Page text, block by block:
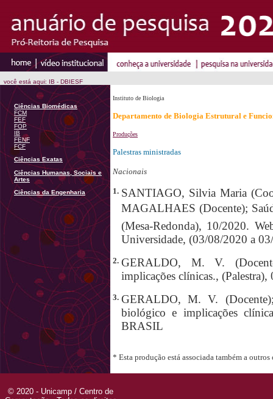
você está aqui: IB - DBIESF
Ciências Biomédicas
FCM
FEF
FOP
IB
FENF
FCF
Ciências Exatas
Ciências Humanas, Sociais e
Artes
Ciências da Engenharia
Instituto de Biologia
Departamento de Biologia Estrutural e
Produções
Palestras ministradas
Nacionais
1. SANTIAGO, Silvia Maria
MAGALHAES (Docente);
(Mesa-Redonda), 10/2020.
Universidade, (03/08/2020 a
2. GERALDO, M. V.
implicações clínicas.,
3. GERALDO, M. V.
biológico e implicações
BRASIL
* Esta produção está associada também a outros
© 2020 - Unicamp / Centro de